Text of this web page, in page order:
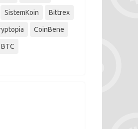
SistemKoin Bittrex
CoinBene
BTC